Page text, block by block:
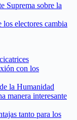
Suprema sobre la
electores cambia
con los
la Humanidad
manera interesante
tanto para los